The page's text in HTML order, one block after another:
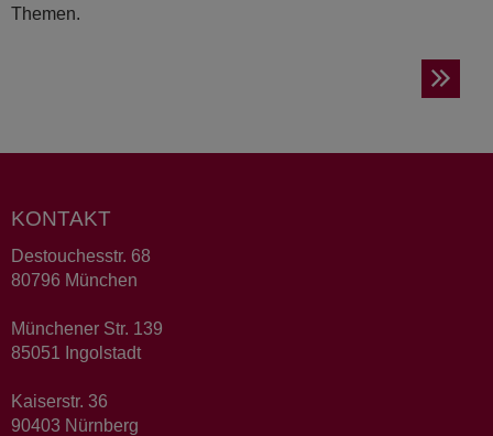
Themen.
KONTAKT
Destouchesstr. 68
80796 München
Münchener Str. 139
85051 Ingolstadt
Kaiserstr. 36
90403 Nürnberg